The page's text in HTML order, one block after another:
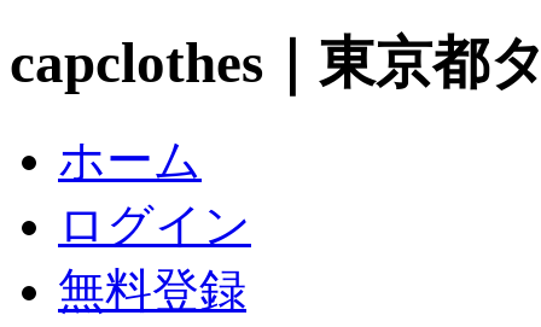
capclothes｜東京都
ホーム
ログイン
無料登録